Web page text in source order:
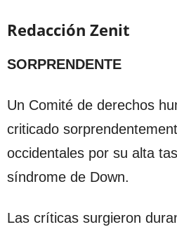
Redacción Zenit
SORPRENDENTE
Un Comité de derechos
criticado
occidentales por su alta
síndrome de Down.
Las críticas surgieron